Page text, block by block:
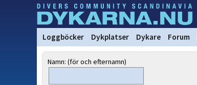
Loggböcker Dykplatser Dykare Forum
Namn: (för och efternamn)